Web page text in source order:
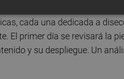
cada una dedicada a
El primer día se revisará la
y su despliegue. Un